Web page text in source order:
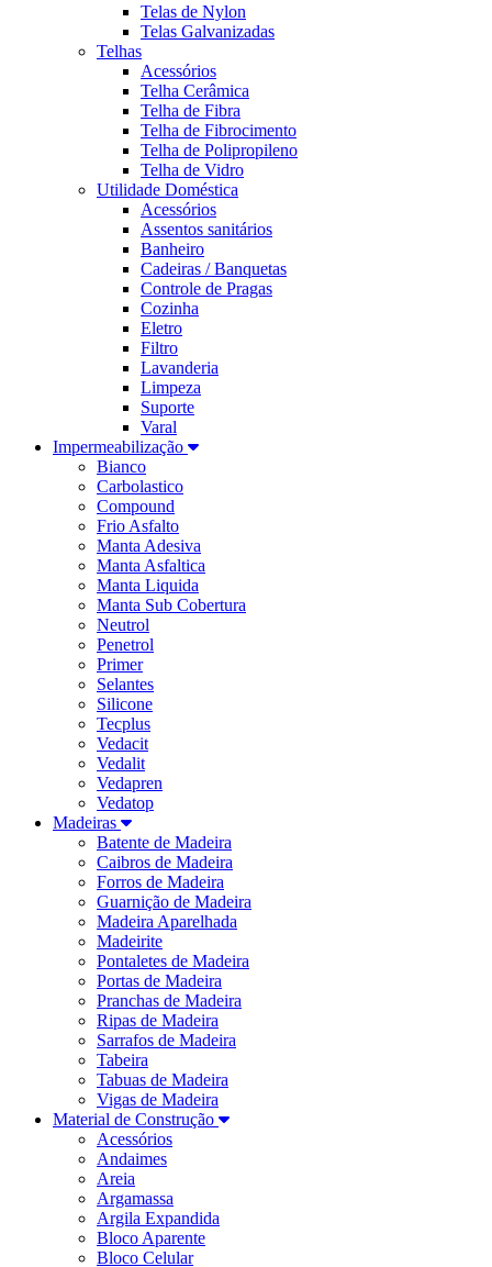
Telas de Nylon
Telas Galvanizadas
Telhas
Acessórios
Telha Cerâmica
Telha de Fibra
Telha de Fibrocimento
Telha de Polipropileno
Telha de Vidro
Utilidade Doméstica
Acessórios
Assentos sanitários
Banheiro
Cadeiras / Banquetas
Controle de Pragas
Cozinha
Eletro
Filtro
Lavanderia
Limpeza
Suporte
Varal
Impermeabilização
Bianco
Carbolastico
Compound
Frio Asfalto
Manta Adesiva
Manta Asfaltica
Manta Liquida
Manta Sub Cobertura
Neutrol
Penetrol
Primer
Selantes
Silicone
Tecplus
Vedacit
Vedalit
Vedapren
Vedatop
Madeiras
Batente de Madeira
Caibros de Madeira
Forros de Madeira
Guarnição de Madeira
Madeira Aparelhada
Madeirite
Pontaletes de Madeira
Portas de Madeira
Pranchas de Madeira
Ripas de Madeira
Sarrafos de Madeira
Tabeira
Tabuas de Madeira
Vigas de Madeira
Material de Construção
Acessórios
Andaimes
Areia
Argamassa
Argila Expandida
Bloco Aparente
Bloco Celular